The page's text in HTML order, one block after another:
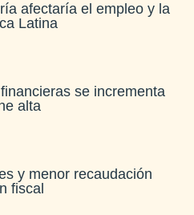
afectaría el empleo y la
Latina​
se incrementa
alta​
y menor recaudación
fiscal​